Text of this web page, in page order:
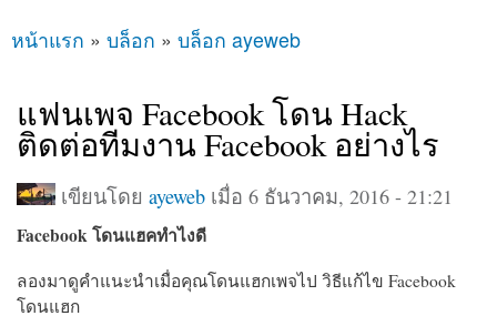
คุณอยู่ที่นี่
หน้าแรก » บล็อก » บล็อก ayeweb
แฟนเพจ Facebook โดน Hack
ติดต่อทีมงาน Facebook อย่างไร
เขียนโดยayeweb เมื่อ 6 ธันวาคม, 2016 - 21:21
Facebook โดนแฮคทำไงดี
ลองมาดูคำแนะนำเมื่อคุณโดนแฮกเพจไป วิธีแก้ไข Facebook
โดนแฮก